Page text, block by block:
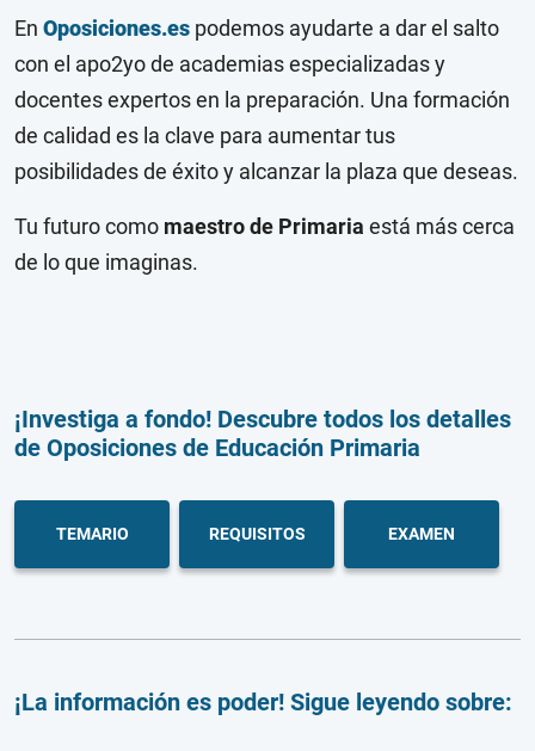
En Oposiciones.es podemos ayudarte a dar el salto
con el apo2yo de academias especializadas y
docentes expertos en la preparación. Una formación
de calidad es la clave para aumentar tus
posibilidades de éxito y alcanzar la plaza que deseas.
Tu futuro como maestro de Primaria está más cerca
de lo que imaginas.
¡Investiga a fondo! Descubre todos los detalles
de Oposiciones de Educación Primaria
TEMARIO REQUISITOS EXAMEN
¡La información es poder! Sigue leyendo sobre: